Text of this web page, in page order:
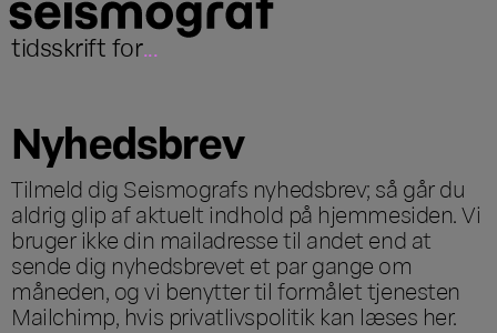
tidsskrift for...
Nyhedsbrev
Tilmeld dig Seismografs nyhedsbrev; så går du
aldrig glip af aktuelt indhold på hjemmesiden. Vi
bruger ikke din mailadresse til andet end at
sende dig nyhedsbrevet et par gange om
måneden, og vi benytter til formålet tjenesten
Mailchimp, hvis privatlivspolitik kan læses her.